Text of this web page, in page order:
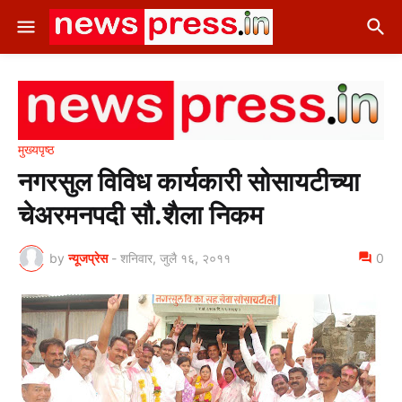
मुख्यपृष्ठ
नगरसुल विविध कार्यकारी सोसायटीच्या
चेअरमनपदी सौ.शैला निकम
by न्यूजप्रेस - शनिवार, जुलै १६, २०११ 0